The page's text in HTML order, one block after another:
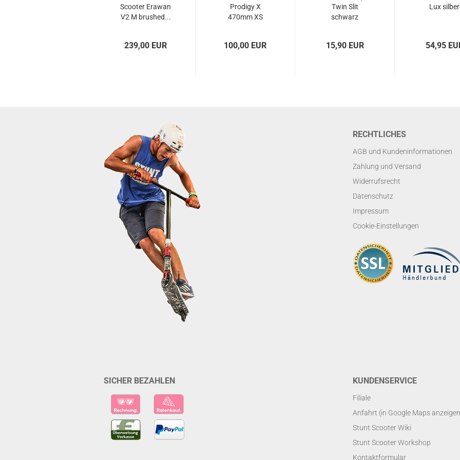
Scooter Erawan
V2 M brushed...
239,00 EUR
Prodigy X
470mm XS
100,00 EUR
Twin Slit
schwarz
15,90 EUR
Lux silber
54,95
RECHTLICHES
AGB und Kundeninformationen
Zahlung und Versand
Widerrufsrecht
Datenschutz
Impressum
Cookie-Einstellungen
SICHER BEZAHLEN KUNDENSERVICE
Filiale
Anfahrt (in Google Maps
Stunt Scooter Wiki
Stunt Scooter Workshop
Kontaktformular